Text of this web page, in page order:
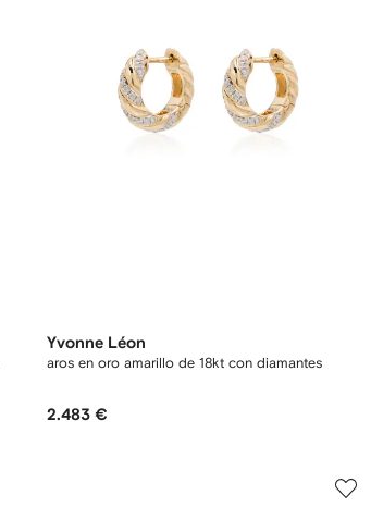
Yvonne Léon
aros en oro amarillo de 18kt con diamantes
2.483 €